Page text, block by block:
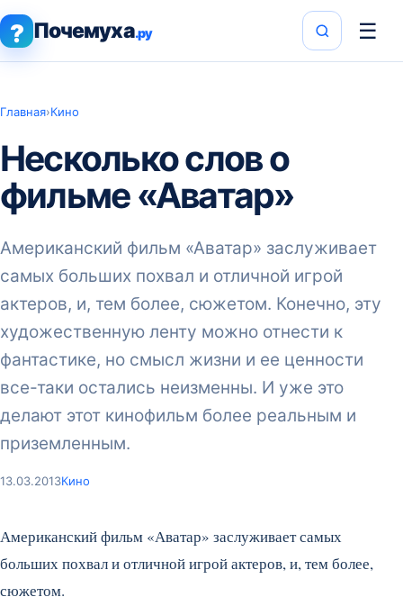
? Почемуха.ру ☰
Главная›Кино
Несколько слов о
фильме «Аватар»
Американский фильм «Аватар» заслуживает
самых больших похвал и отличной игрой
актеров, и, тем более, сюжетом. Конечно, эту
художественную ленту можно отнести к
фантастике, но смысл жизни и ее ценности
все-таки остались неизменны. И уже это
делают этот кинофильм более реальным и
приземленным.
13.03.2013Кино
Американский фильм «Аватар» заслуживает самых
больших похвал и отличной игрой актеров, и, тем более,
сюжетом.